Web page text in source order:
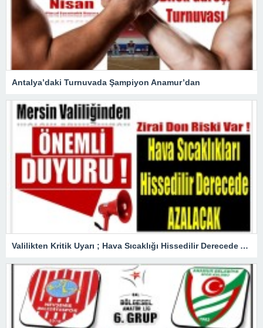
Antalya’daki Turnuvada Şampiyon Anamur’dan
Valilikten Kritik Uyarı ; Hava Sıcaklığı Hissedilir Derecede Azalacak!